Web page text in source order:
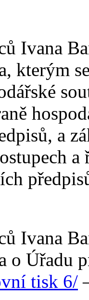
Ivana
kterým
a
Ivana
o Úřadu
tisk 6/